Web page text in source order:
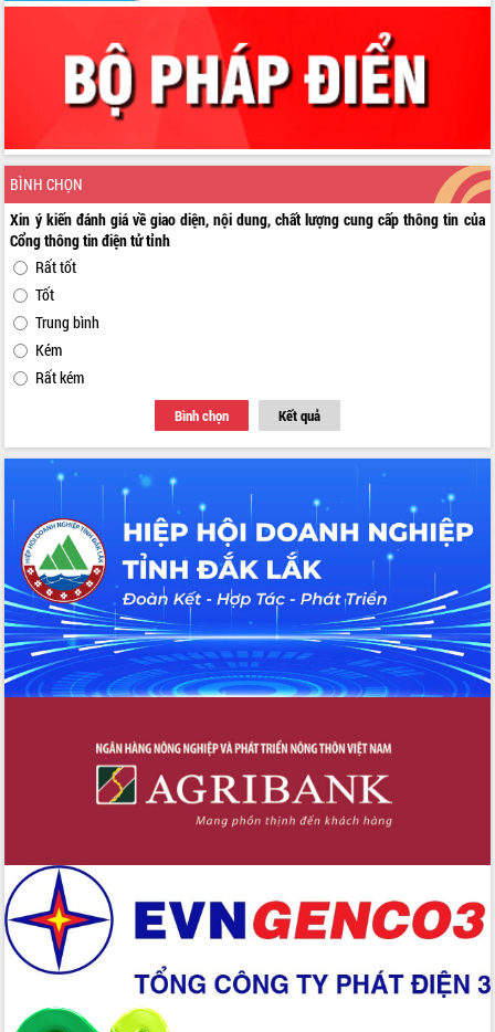
BÌNH CHỌN
Xin ý kiến đánh giá về giao diện, nội dung, chất lượng cung cấp thông tin của
Cổng thông tin điện tử tỉnh
Rất tốt
Tốt
Trung bình
Kém
Rất kém
Bình chọn Kết quả